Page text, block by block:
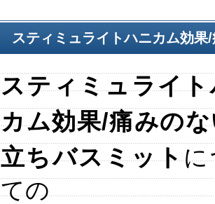
スティミュライトハニカム効
スティミュライト
カム効果/痛みの
立ちバスミットに
ての